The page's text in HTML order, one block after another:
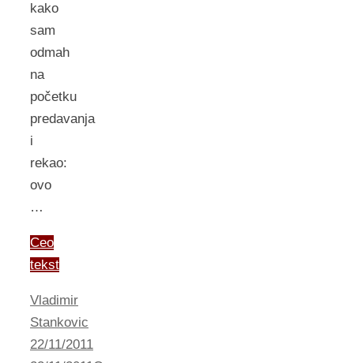
kako
sam
odmah
na
početku
predavanja
i
rekao:
ovo
…
Ceo
tekst
Vladimir
Stankovic
22/11/2011